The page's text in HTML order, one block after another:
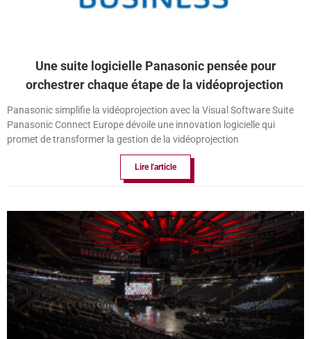
Une suite logicielle Panasonic pensée pour
orchestrer chaque étape de la vidéoprojection
Panasonic simplifie la vidéoprojection avec la Visual Software Suite
Panasonic Connect Europe dévoile une innovation logicielle qui
promet de transformer la gestion de la vidéoprojection
Lire l'article